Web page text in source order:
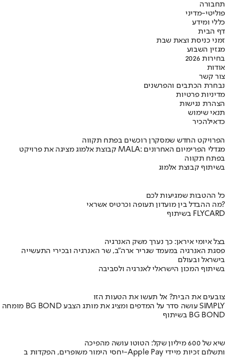
תחבורה
פוליטי-מדיני
כללי ומידע
דף הבית
זמני כניסת וצאת שבת
מגזין השבוע
בחירות 2026
אודות
צור קשר
נבחרת הכתבים והפרשנים
מדיניות פרטיות
הצהרת נגישות
תנאי שימוש
כדאילהכיר
הפרויקט החדש שמסקרן רוכשים בפתח תקווה
קבוצת אלמוג מציגה את פרויקט MALA: מגדלי הפרימיום האחרונים
בפתח תקווה
בשיתוף קבוצת אלמוג
כל ההטבות שמגיעות לכם
מה ההבדל בין מועדון תעופה וכרטיס אשראי?
בשיתוף FLYCARD
בצל איומי איראן: כך נערך משק האנרגיה
פסגת האנרגיה במעמד שגריר ארה"ב, שר האנרגיה ובכירי התעשייה
בישראל ובעולם
בשיתוף המכון הישראלי לאנרגיה ולסביבה
צובעים את הבית? אל תעשו את הטעות הזו
מומחה BG BOND עושה סדר על המדפים ומציג את מותג הצבע SIMPLY
בשיתוף BG BOND
שיא של 600 מיליון שקל: הטוטו עושה מהפיכה
יחסי הימור משופרים, הפקדות ב-Apple Pay ותשלום זכיות מיידי